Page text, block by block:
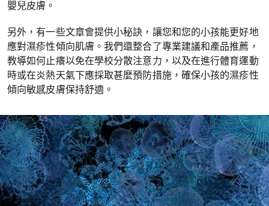
嬰兒皮膚。
另外，有一些文章會提供小秘訣，讓您和您的小孩能更好地
應對濕疹性傾向肌膚。我們還整合了專業建議和產品推薦，
教導如何止癢以免在學校分散注意力，以及在進行體育運動
時或在炎熱天氣下應採取甚麼預防措施，確保小孩的濕疹性
傾向敏感皮膚保持舒適。